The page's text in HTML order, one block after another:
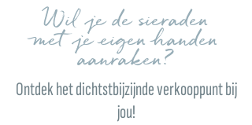
Wil je de sieraden
met je eigen handen
aanraken?
Ontdek het dichtstbijzijnde verkooppunt bij
jou!